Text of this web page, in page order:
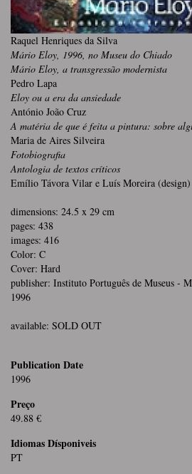
Raquel Henriques da Silva
Mário Eloy, 1996, no Museu do Chiado
Mário Eloy, a transgressão modernista
Pedro Lapa
Eloy ou a era da ansiedade
António João Cruz
A matéria de que é feita a pintura: sobre
Maria de Aires Silveira
Fotobiografia
Antologia de textos críticos
Emílio Távora Vilar e Luís Moreira (design)
dimensions: 24.5 x 29 cm
pages: 438
images: 416
Color: C
Cover: Hard
publisher: Instituto Português de Museus -
1996
available: SOLD OUT
Publication Date
1996
Preço
49.88 €
Idiomas Dísponiveis
PT